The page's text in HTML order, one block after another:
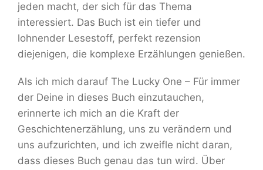
jeden macht, der sich für das Thema
interessiert. Das Buch ist ein tiefer und
lohnender Lesestoff, perfekt rezension
diejenigen, die komplexe Erzählungen genießen.
Als ich mich darauf The Lucky One – Für immer
der Deine in dieses Buch einzutauchen,
erinnerte ich mich an die Kraft der
Geschichtenerzählung, uns zu verändern und
uns aufzurichten, und ich zweifle nicht daran,
dass dieses Buch genau das tun wird. Über